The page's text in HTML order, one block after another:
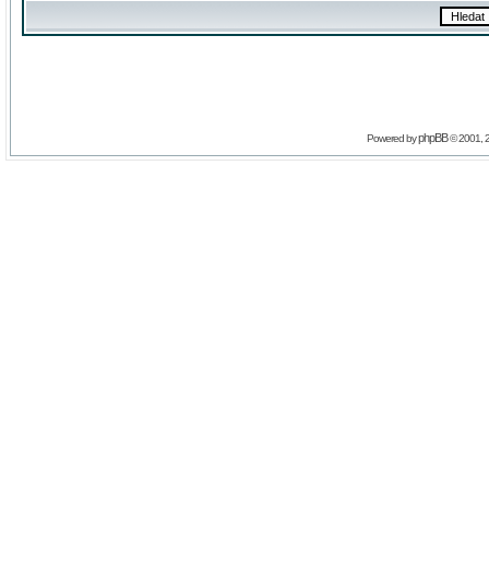
Powered byphpBB© 2001,